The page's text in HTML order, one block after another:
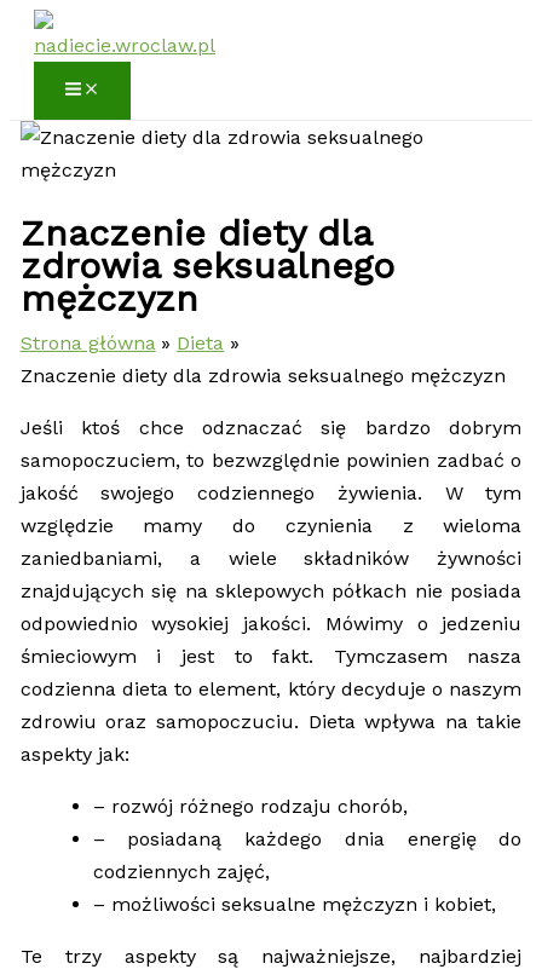
Przejdź
Znaczenie diety dla
zdrowia seksualnego
mężczyzn
Strona główna
Dieta
Znaczenie diety dla zdrowia seksualnego mężczyzn
Jeśli ktoś chce odznaczać się bardzo dobrym
samopoczuciem, to bezwzględnie powinien zadbać o
jakość swojego codziennego żywienia. W tym
względzie mamy do czynienia z wieloma
zaniedbaniami, a wiele składników żywności
znajdujących się na sklepowych półkach nie posiada
odpowiednio wysokiej jakości. Mówimy o jedzeniu
śmieciowym i jest to fakt. Tymczasem nasza
codzienna dieta to element, który decyduje o naszym
zdrowiu oraz samopoczuciu. Dieta wpływa na takie
aspekty jak:
– rozwój różnego rodzaju chorób,
– posiadaną każdego dnia energię do
codziennych zajęć,
– możliwości seksualne mężczyzn i kobiet,
Te trzy aspekty są najważniejsze, najbardziej